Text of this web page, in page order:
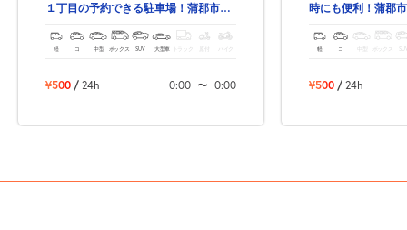
１丁目の予約できる駐車場！蒲郡市竹
軽 コ 中型 ボックス SUV 大型車 トラック バイク
¥500 / 24h 0:00 〜 0:00
時にも便利！蒲郡
軽 コ 中型 ボックス
¥500 / 24h